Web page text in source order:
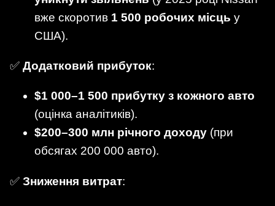
вже скоротив 1 500 робочих місць у
США).
✅ Додатковий прибуток:
$1 000–1 500 прибутку з кожного авто
(оцінка аналітиків).
$200–300 млн річного доходу (при
обсягах 200 000 авто).
✅ Зниження витрат: